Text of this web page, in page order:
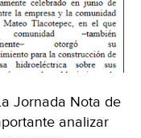
Jornada Nota de
analizar